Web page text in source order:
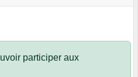
participer aux